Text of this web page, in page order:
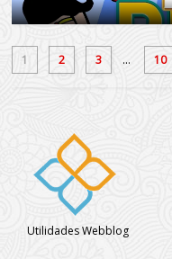
1 2 3 ... 10
Utilidades Webblog